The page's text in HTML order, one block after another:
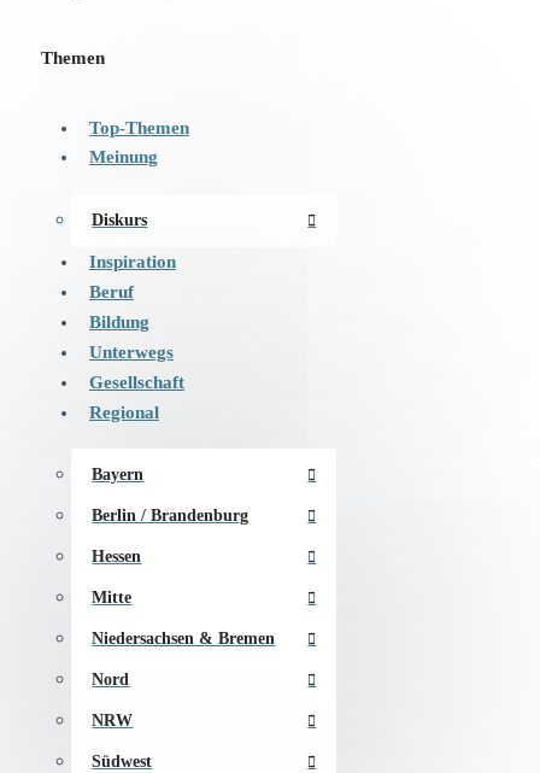
Themen
Top-Themen
Meinung
Diskurs
Inspiration
Beruf
Bildung
Unterwegs
Gesellschaft
Regional
Bayern
Berlin / Brandenburg
Hessen
Mitte
Niedersachsen & Bremen
Nord
NRW
Südwest